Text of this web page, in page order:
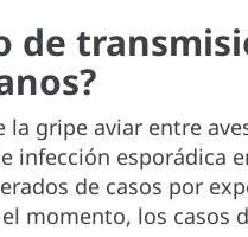
de
gripe aviar entre
infección esporádica
de casos por
momento, los casos